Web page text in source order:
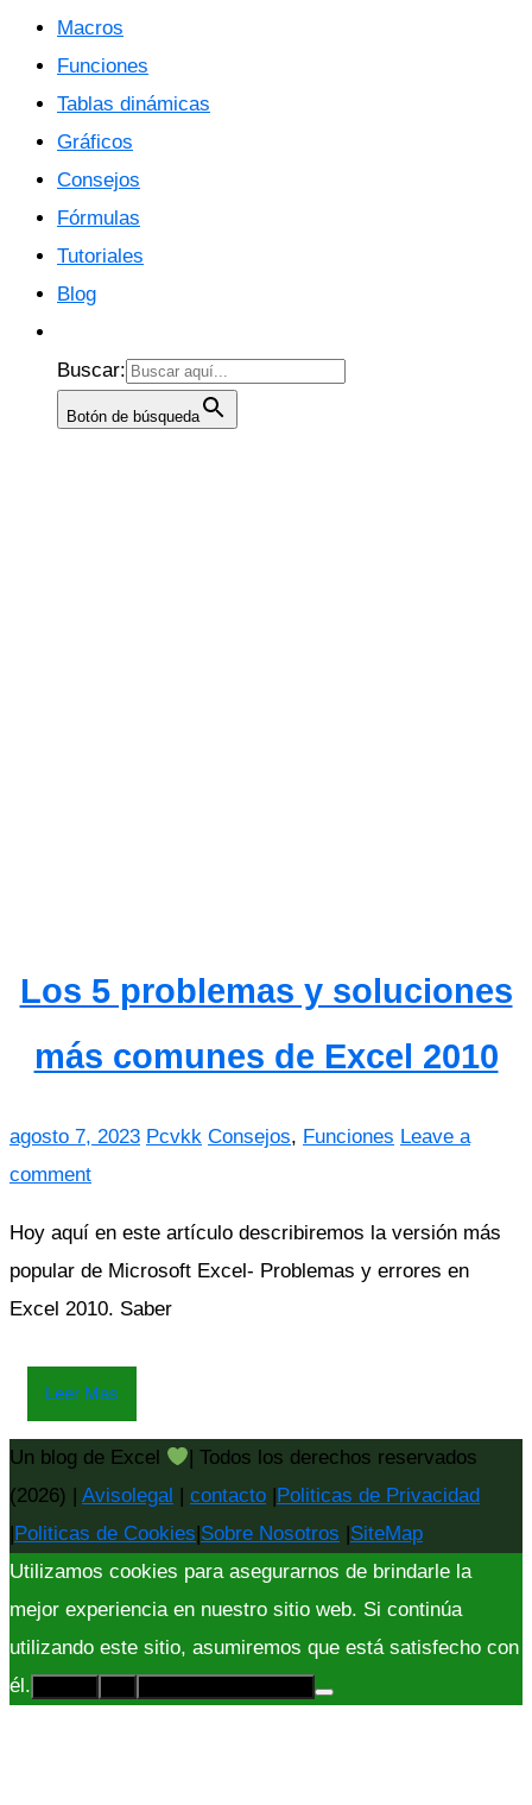
Macros
Funciones
Tablas dinámicas
Gráficos
Consejos
Fórmulas
Tutoriales
Blog
Buscar:
Botón de búsqueda
Los 5 problemas y soluciones
más comunes de Excel 2010
agosto 7, 2023 Pcvkk Consejos, Funciones Leave a
comment
Hoy aquí en este artículo describiremos la versión más
popular de Microsoft Excel- Problemas y errores en
Excel 2010. Saber
Leer Mas
Un blog de Excel
| Todos los derechos reservados
(2026) | Avisolegal | contacto |Politicas de Privacidad
|Politicas de Cookies|Sobre Nosotros |SiteMap
Utilizamos cookies para asegurarnos de brindarle la
mejor experiencia en nuestro sitio web. Si continúa
utilizando este sitio, asumiremos que está satisfecho con
él.